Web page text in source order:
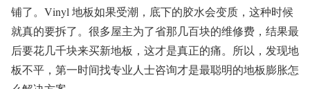
铺了。Vinyl 地板如果受潮，底下的胶水会变质，这种时候
就真的要拆了。很多屋主为了省那几百块的维修费，结果最
后要花几千块来买新地板，这才是真正的痛。所以，发现地
板不平，第一时间找专业人士咨询才是最聪明的地板膨胀怎